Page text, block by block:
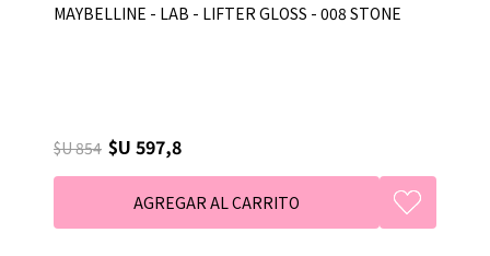
MAYBELLINE - LAB - LIFTER GLOSS - 008 STONE
$U 854 $U 597,8